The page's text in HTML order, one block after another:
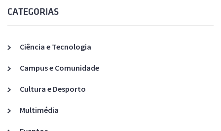
CATEGORIAS
Ciência e Tecnologia
Campus e Comunidade
Cultura e Desporto
Multimédia